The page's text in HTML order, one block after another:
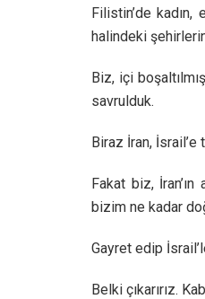
Filistin’de
halindeki
Biz, içi
savrulduk.
Biraz İran, İsrail’e
Fakat biz,
bizim ne kadar
Gayret edip
Belki çıkarırız.